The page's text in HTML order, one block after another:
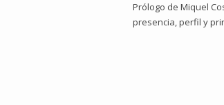
Prólogo de Miquel
presencia, perfil y